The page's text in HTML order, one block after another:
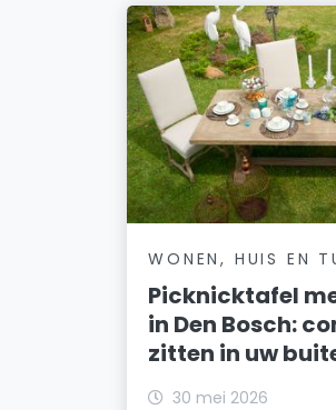
WONEN, HUIS EN
Picknicktafel
in Den Bosch:
zitten in uw
30 mei 2026